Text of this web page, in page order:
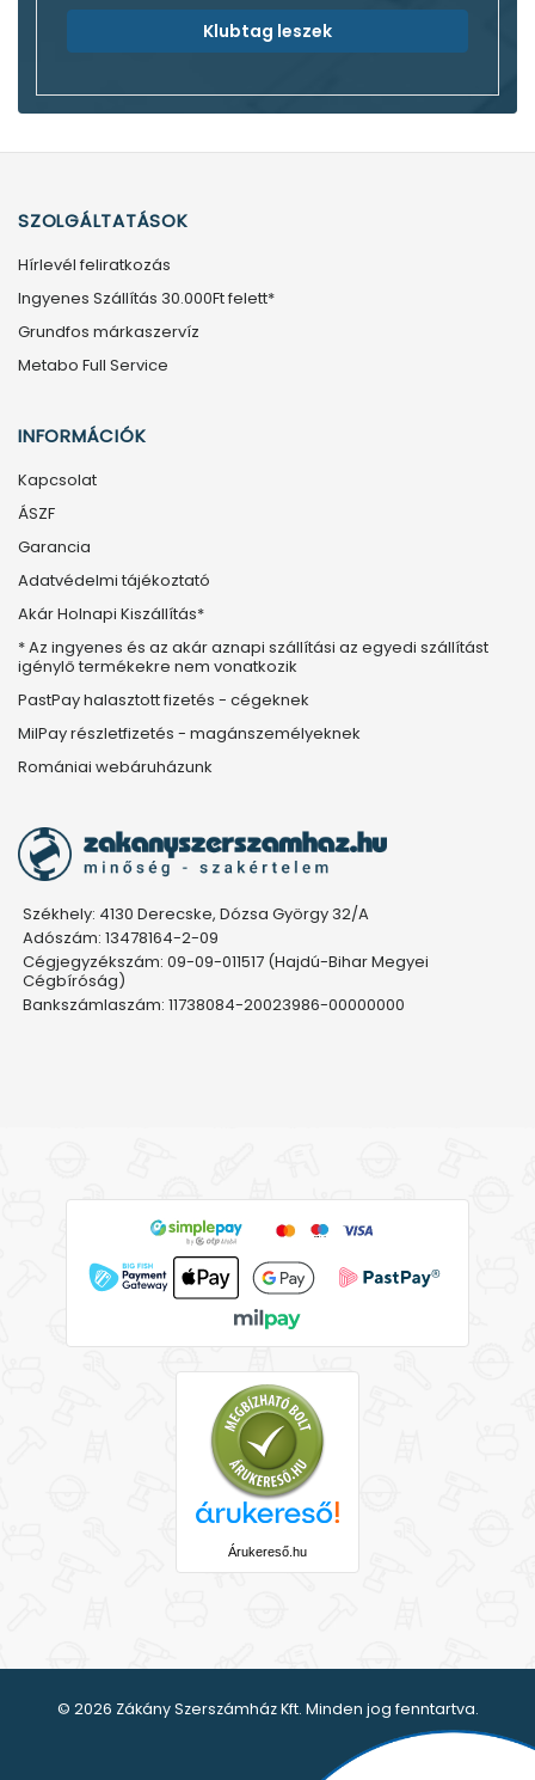
Klubtag leszek
SZOLGÁLTATÁSOK
Hírlevél feliratkozás
Ingyenes Szállítás 30.000Ft felett*
Grundfos márkaszervíz
Metabo Full Service
INFORMÁCIÓK
Kapcsolat
ÁSZF
Garancia
Adatvédelmi tájékoztató
Akár Holnapi Kiszállítás*
* Az ingyenes és az akár aznapi szállítási az egyedi szállítást
igénylő termékekre nem vonatkozik
PastPay halasztott fizetés - cégeknek
MilPay részletfizetés - magánszemélyeknek
Romániai webáruházunk
Székhely: 4130 Derecske, Dózsa György 32/A
Adószám: 13478164-2-09
Cégjegyzékszám: 09-09-011517 (Hajdú-Bihar Megyei
Cégbíróság)
Bankszámlaszám: 11738084-20023986-00000000
Árukereső.hu
© 2026 Zákány Szerszámház Kft. Minden jog fenntartva.